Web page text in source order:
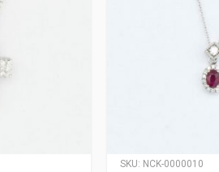
SKU: NCK-0000010